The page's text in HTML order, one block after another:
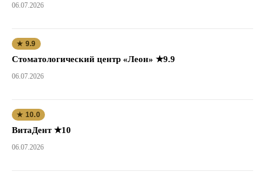
06.07.2026
★ 9.9
Стоматологический центр «Леон» ★9.9
06.07.2026
★ 10.0
ВитаДент ★10
06.07.2026